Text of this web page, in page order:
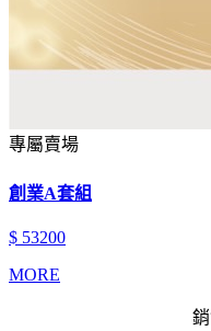
專屬賣場
創業A套組
$ 53200
MORE